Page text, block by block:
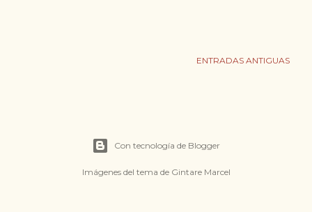
ENTRADAS ANTIGUAS
Con tecnología de Blogger
Imágenes del tema de Gintare Marcel